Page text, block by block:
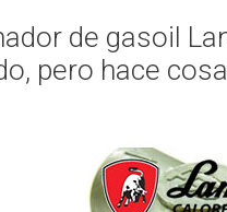
de gasoil
pero hace